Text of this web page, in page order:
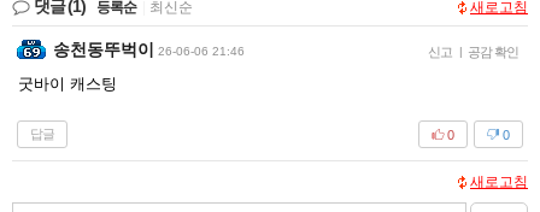
댓글(1) 등록순 최신순 새로고침
송천동뚜벅이 26-06-06 21:46 신고 | 공감 확인
굿바이 캐스팅
답글 0
0
새로고침